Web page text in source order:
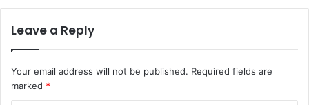
Leave a Reply
Your email address will not be published. Required fields are
marked *